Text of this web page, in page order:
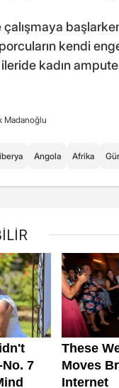
kendi
ileride kadın
Madanoğlu
Angola Afrika